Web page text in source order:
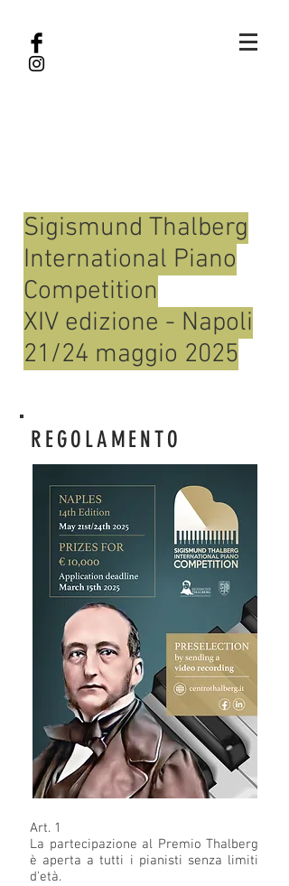
Sigismund Thalberg
International Piano
Competition
XIV edizione - Napoli
21/24 maggio 2025
REGOLAMENTO
Art. 1
La partecipazione al Premio Thalberg
è aperta a tutti i pianisti senza limiti
d'età.